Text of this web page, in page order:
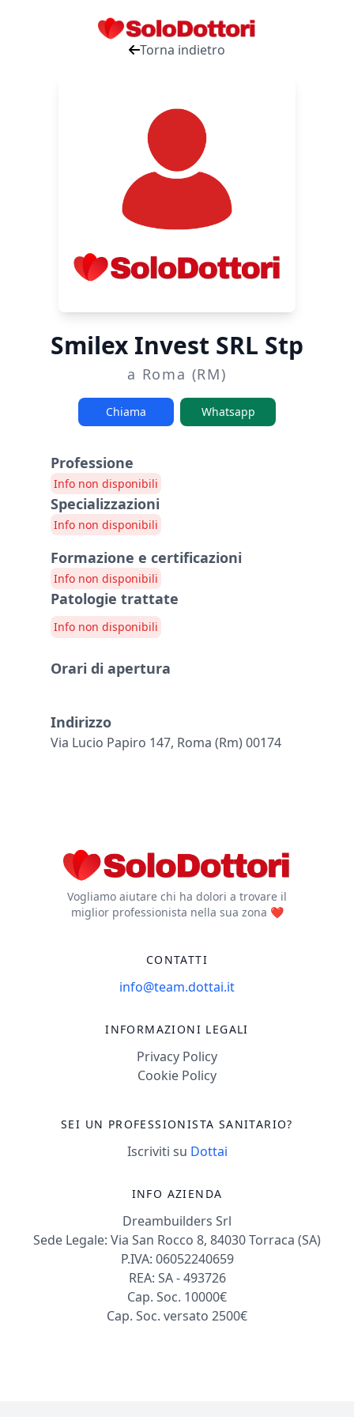
Torna indietro
Smilex Invest SRL Stp
a Roma (RM)
Chiama Whatsapp
Professione
Info non disponibili
Specializzazioni
Info non disponibili
Formazione e certificazioni
Info non disponibili
Patologie trattate
Info non disponibili
Orari di apertura
Indirizzo
Via Lucio Papiro 147, Roma (rm) 00174
Vogliamo aiutare chi ha dolori a trovare il
miglior professionista nella sua zona ❤️
CONTATTI
info@team.dottai.it
INFORMAZIONI LEGALI
Privacy Policy
Cookie Policy
SEI UN PROFESSIONISTA SANITARIO?
Iscriviti su Dottai
INFO AZIENDA
Dreambuilders Srl
Sede Legale: Via San Rocco 8, 84030 Torraca (SA)
P.IVA: 06052240659
REA: SA - 493726
Cap. Soc. 10000€
Cap. Soc. versato 2500€